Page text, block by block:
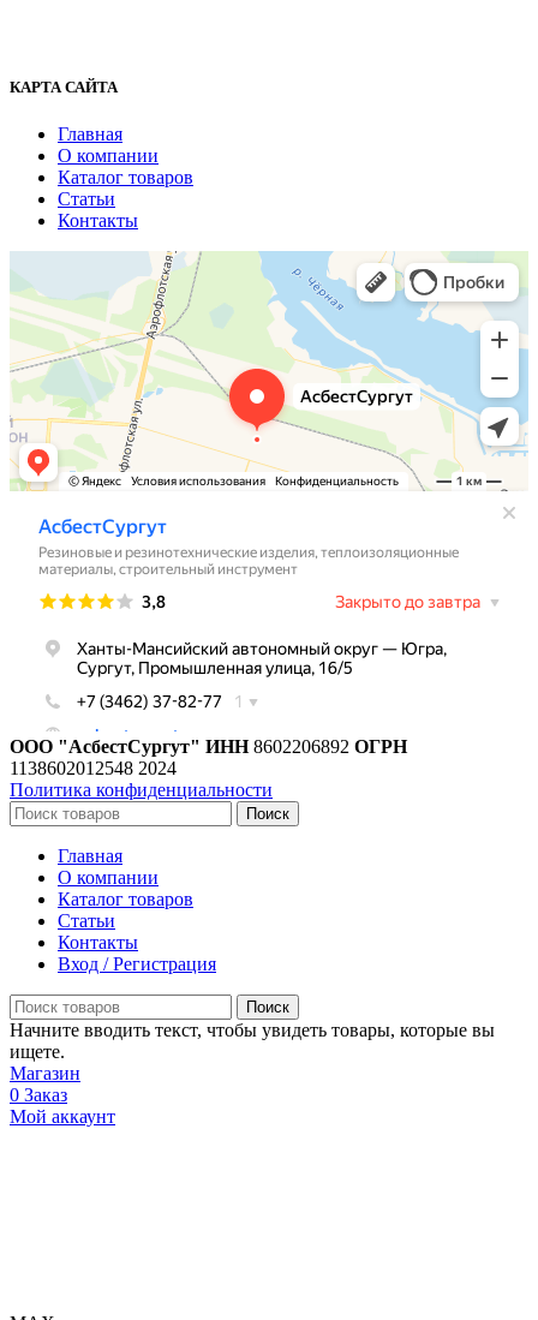
КАРТА САЙТА
Главная
О компании
Каталог товаров
Статьи
Контакты
ООО "АсбестСургут" ИНН8602206892 ОГРН
1138602012548 2024
Политика конфиденциальности
Поиск
Главная
О компании
Каталог товаров
Статьи
Контакты
Вход / Регистрация
Поиск
Начните вводить текст, чтобы увидеть товары, которые вы
ищете.
Магазин
0 Заказ
Мой аккаунт